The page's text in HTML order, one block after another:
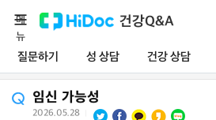
건강Q&A
질문하기 성 상담 건강 상담
메
뉴
임신 가능성
2026.05.28